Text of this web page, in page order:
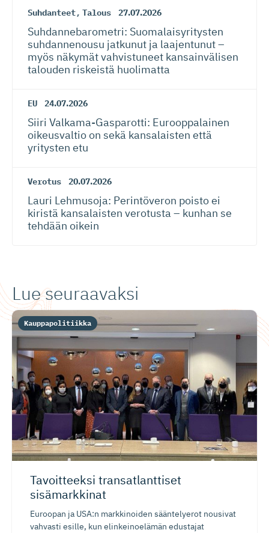
Suhdanteet, Talous 27.07.2026
Suhdanneba­ro­metri: Suomalaisy­ri­tysten
suhdannenousu jatkunut ja laajentunut –
myös näkymät vahvistuneet kansainvälisen
talouden riskeistä huolimatta
EU 24.07.2026
Siiri Valkama-Gas­pa­rotti: Eurooppalainen
oikeusvaltio on sekä kansalaisten että
yritysten etu
Verotus 20.07.2026
Lauri Lehmusoja: Perintöveron poisto ei
kiristä kansalaisten verotusta – kunhan se
tehdään oikein
Lue seuraavaksi
Tavoitteeksi transatlanttiset
sisämarkkinat
Euroopan ja USA:n markkinoiden sääntelyerot nousivat
vahvasti esille, kun elinkeinoelämän edustajat
Kauppapolitiikka